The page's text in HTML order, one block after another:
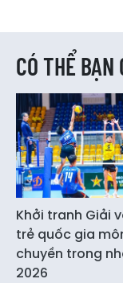
CÓ THỂ BẠN
Khởi tranh Giải
trẻ quốc gia
chuyền trong
2026